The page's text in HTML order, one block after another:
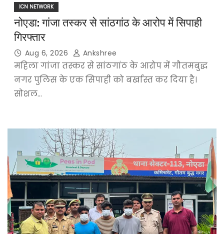
ICN NETWORK
नोएडा: गांजा तस्कर से सांठगांठ के आरोप में सिपाही
गिरफ्तार
Aug 6, 2026 Ankshree
महिला गांजा तस्कर से सांठगांठ के आरोप में गौतमबुद्ध
नगर पुलिस के एक सिपाही को बर्खास्त कर दिया है।
सोशल…